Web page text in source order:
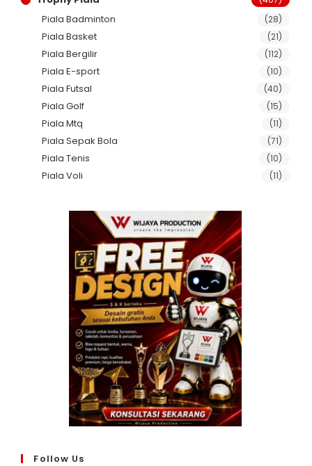
Piala Badminton (28)
Piala Basket (21)
Piala Bergilir (112)
Piala E-sport (10)
Piala Futsal (40)
Piala Golf (15)
Piala Mtq (11)
Piala Sepak Bola (71)
Piala Tenis (10)
Piala Voli (11)
Follow Us